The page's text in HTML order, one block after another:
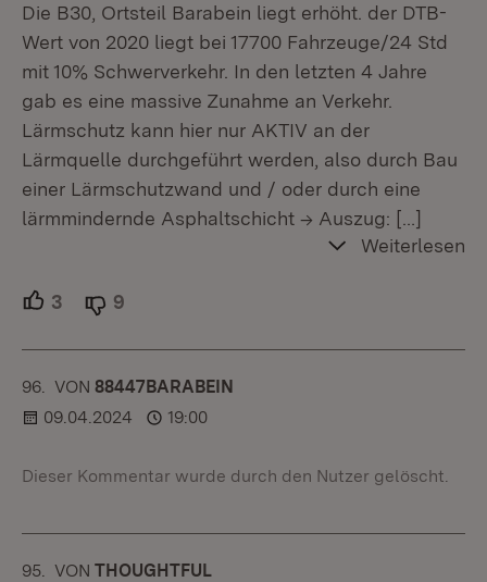
Die B30, Ortsteil Barabein liegt erhöht. der DTB-
Wert von 2020 liegt bei 17700 Fahrzeuge/24 Std
mit 10% Schwerverkehr. In den letzten 4 Jahre
gab es eine massive Zunahme an Verkehr.
Lärmschutz kann hier nur AKTIV an der
Lärmquelle durchgeführt werden, also durch Bau
einer Lärmschutzwand und / oder durch eine
lärmmindernde Asphaltschicht -> Auszug: […]
Weiterlesen
3 Unterstützer.
9
96. KOMMENTAR
VON :88447BARABEIN
09.04.2024
19:00
Dieser Kommentar wurde durch den Nutzer gelöscht.
95. KOMMENTAR
VON :THOUGHTFUL